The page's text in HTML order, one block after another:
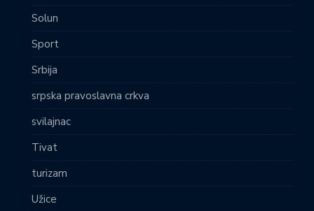
Solun
Sport
Srbija
srpska pravoslavna crkva
svilajnac
Tivat
turizam
Užice